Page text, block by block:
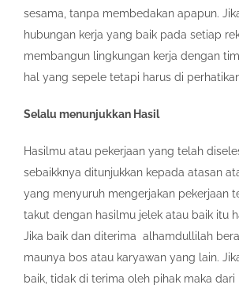
sesama, tanpa membedakan apapun.
hubungan kerja yang baik pada setiap
membangun lingkungan kerja dengan
hal yang sepele tetapi harus di
Selalu menunjukkan Hasil
Hasilmu atau pekerjaan yang telah
sebaikknya ditunjukkan kepada atasan
yang menyuruh mengerjakan pekerjaan
takut dengan hasilmu jelek atau baik itu
Jika baik dan diterima alhamdullilah
maunya bos atau karyawan yang lain.
baik, tidak di terima oleh pihak maka dari